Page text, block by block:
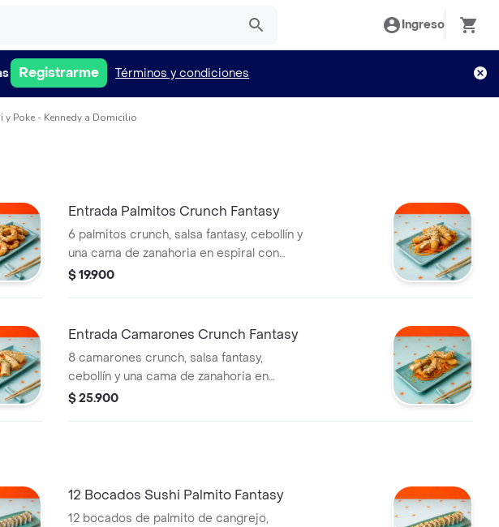
Ingreso
Registrarme Términos y condiciones
y Poke - Kennedy a Domicilio
Entrada Palmitos Crunch Fantasy
6 palmitos crunch, salsa fantasy, cebollín y
una cama de zanahoria en espiral con
salsa Fantasy
$ 19.900
Entrada Camarones Crunch Fantasy
8 camarones crunch, salsa fantasy,
cebollín y una cama de zanahoria en
espiral con salsa Fantasy
$ 25.900
12 Bocados Sushi Palmito Fantasy
12 bocados de palmito de cangrejo,